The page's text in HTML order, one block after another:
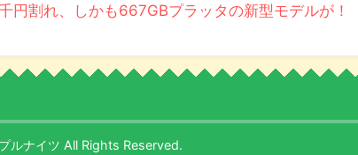
円割れ、しかも667GBプラッタの新型モデルが！
ナイツ All Rights Reserved.